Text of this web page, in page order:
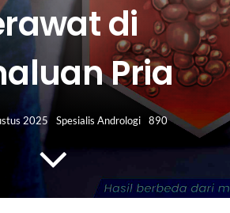
HUBUNGI KAMI
di
Pria
2025 Spesialis Andrologi 890